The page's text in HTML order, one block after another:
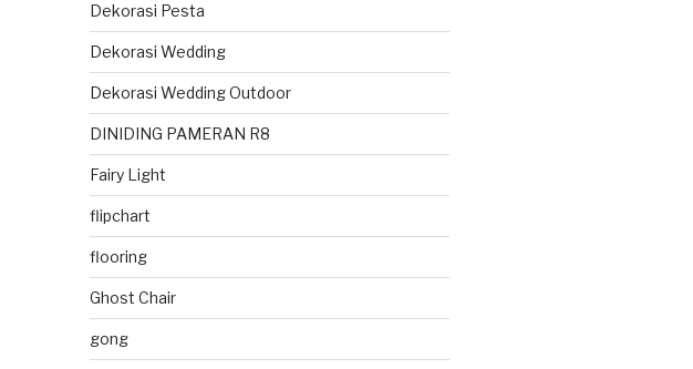
Dekorasi Pesta
Dekorasi Wedding
Dekorasi Wedding Outdoor
DINIDING PAMERAN R8
Fairy Light
flipchart
flooring
Ghost Chair
gong